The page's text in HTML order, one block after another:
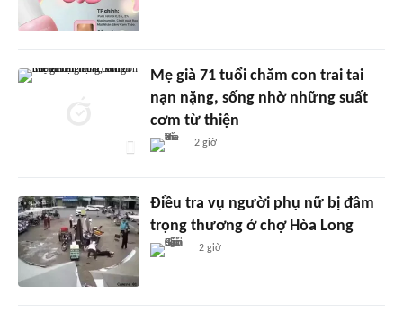
Mẹ già 71 tuổi chăm con trai tai
nạn nặng, sống nhờ những suất
cơm từ thiện
2 giờ
Điều tra vụ người phụ nữ bị đâm
trọng thương ở chợ Hòa Long
2 giờ